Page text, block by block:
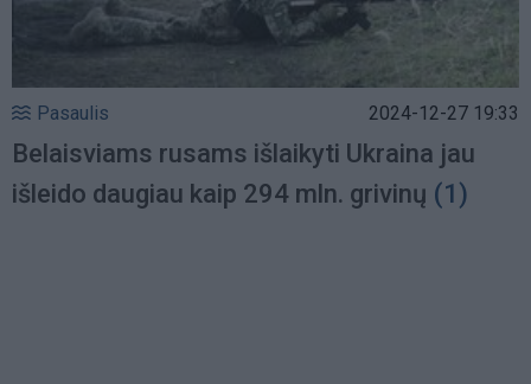
Pasaulis 2024-12-27 19:33
Belaisviams rusams išlaikyti Ukraina jau
išleido daugiau kaip 294 mln. grivinų (1)